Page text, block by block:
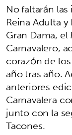
No faltarán
Reina Adulta
Gran Dama,
Carnavalero,
corazón de
año tras año.
anteriores
Carnavalera
junto con la
Tacones.